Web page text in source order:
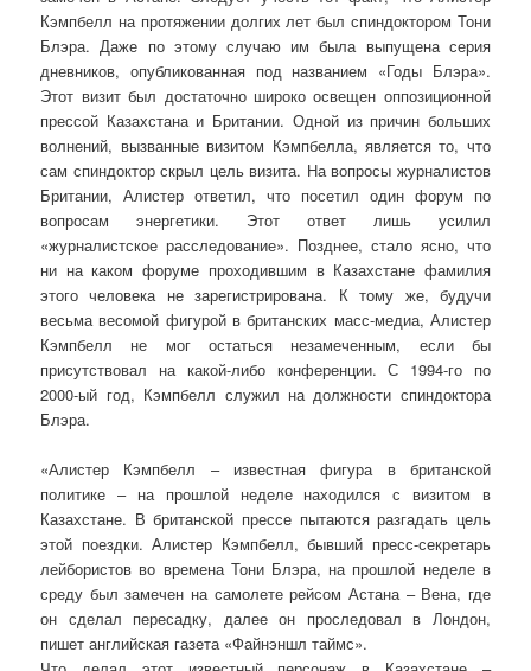
Кэмпбелл на протяжении долгих лет был спиндоктором Тони
Блэра. Даже по этому случаю им была выпущена серия
дневников, опубликованная под названием «Годы Блэра».
Этот визит был достаточно широко освещен оппозиционной
прессой Казахстана и Британии. Одной из причин больших
волнений, вызванные визитом Кэмпбелла, является то, что
сам спиндоктор скрыл цель визита. На вопросы журналистов
Британии, Алистер ответил, что посетил один форум по
вопросам энергетики. Этот ответ лишь усилил
«журналистское расследование». Позднее, стало ясно, что
ни на каком форуме проходившим в Казахстане фамилия
этого человека не зарегистрирована. К тому же, будучи
весьма весомой фигурой в британских масс-медиа, Алистер
Кэмпбелл не мог остаться незамеченным, если бы
присутствовал на какой-либо конференции. С 1994-го по
2000-ый год, Кэмпбелл служил на должности спиндоктора
Блэра.
«Алистер Кэмпбелл – известная фигура в британской
политике – на прошлой неделе находился с визитом в
Казахстане. В британской прессе пытаются разгадать цель
этой поездки. Алистер Кэмпбелл, бывший пресс-секретарь
лейбористов во времена Тони Блэра, на прошлой неделе в
среду был замечен на самолете рейсом Астана – Вена, где
он сделал пересадку, далее он проследовал в Лондон,
пишет английская газета «Файнэншл таймс».